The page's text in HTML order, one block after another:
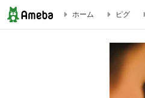
ホーム ピグ